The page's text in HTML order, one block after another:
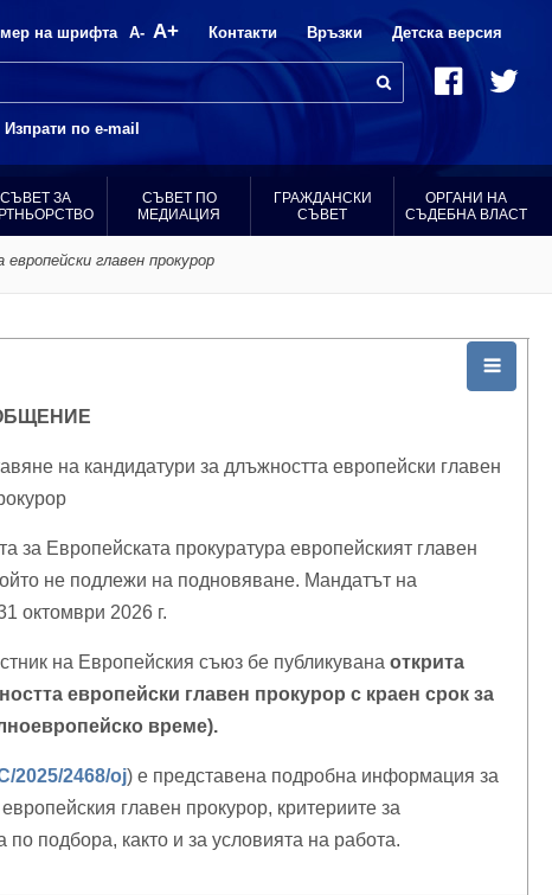
на шрифта A- A+ Контакти Връзки Детска версия
Изпрати по e-mail
СЪВЕТ ЗА
СЪВЕТ ПО
МЕДИАЦИЯ
ГРАЖДАНСКИ
СЪВЕТ
ОРГАНИ НА
СЪДЕБНА ВЛАСТ
главен прокурор
на кандидатури за длъжността европейски главен
за Европейската прокуратура европейският главен
не подлежи на подновяване. Мандатът на
октомври 2026 г.
на Европейския съюз бе публикуванаоткрита
европейски главен прокурор с краен срок за
време).
2025/2468/oj) е представена подробна информация за
главен прокурор, критериите за
подбора, както и за условията на работа.